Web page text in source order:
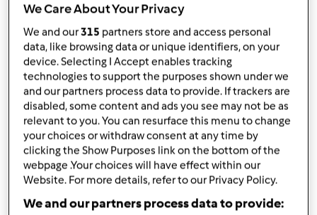
per poter commentare
Anonimo (non verificato)
Gio, 01/06/2011 - 10:52
In effetti sono riuscita a fare pure il
tronchetto di Natale che oggi dovrei ripetere. E la prima
We Care About Your Privacy
We and our315 partners store and access personal
data, like browsing data or unique identifiers, on your
device. Selecting I Accept enables tracking
technologies to support the purposes shown under we
and our partners process data to provide. If trackers are
disabled, some content and ads you see may not be as
relevant to you. You can resurface this menu to change
your choices or withdraw consent at any time by
clicking the Show Purposes link on the bottom of the
webpage .Your choices will have effect within our
Website. For more details, refer to our Privacy Policy.
We and our partners process data to provide: